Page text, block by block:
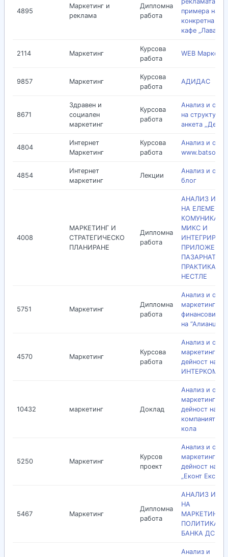
4895
Маркетинг и
реклама
Дипломна
работа
примера на
конкретна
кафе „Лаваца”
2114 Маркетинг
Курсова
работа
WEB
9857 Маркетинг
Курсова
работа
АДИДАС
8671
Здравен и
социален
маркетинг
Курсова
работа
Анализ и
на
анкета
4804
Интернет
Маркетинг
Курсова
работа
Анализ и
4854
Интернет
маркетинг
Лекции
Анализ и
блог
4008
МАРКЕТИНГ И
СТРАТЕГИЧЕСКО
ПЛАНИРАНЕ
Дипломна
работа
АНАЛИЗ И
НА
МИКС И
ПАЗАРНАТА
ПРАКТИКА НА
НЕСТЛЕ
5751 Маркетинг
Дипломна
работа
Анализ и
маркетинга на
финансовите
на “Алианц”
4570 Маркетинг
Курсова
работа
Анализ и
дейност на
ИНТЕРКОМ
10432 маркетинг Доклад
Анализ и
дейност на
компанията
кола
5250 Маркетинг
Курсов
проект
Анализ и
дейност на
„Еконт
5467 Маркетинг
Дипломна
работа
АНАЛИЗ И
НА
ПОЛИТИКА
БАНКА ДСК
Анализ и